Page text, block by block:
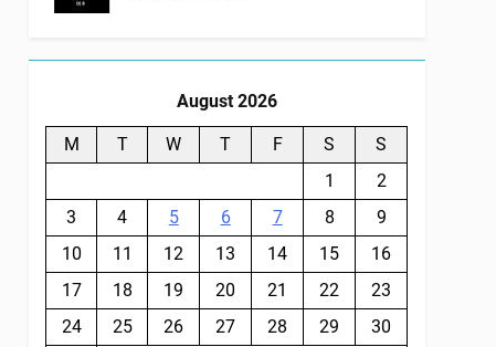
August 2026
M T W T F S
S
1
2
3
4 5 6 7 8
9
10
11 12 13 14 15
16
17
18 19 20 21 22
23
24
25 26 27 28 29 30